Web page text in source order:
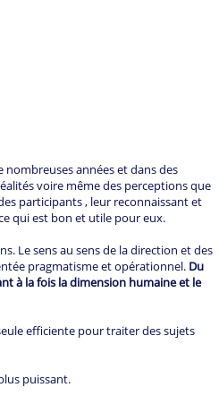
années et dans des
voire même des perceptions que
participants , leur reconnaissant et
qui est bon et utile pour eux.
Le sens au sens de la direction et des
pragmatisme et opérationnel. Du
à la fois la dimension humaine et le
efficiente pour traiter des sujets
puissant.